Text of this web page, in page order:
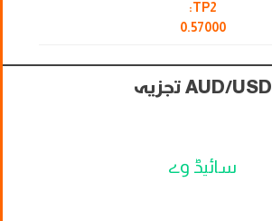
TP2:
0.57000
AUD/USD تجزیہ
سائیڈ وے